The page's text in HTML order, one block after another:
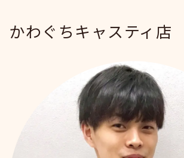
かわぐちキャスティ店